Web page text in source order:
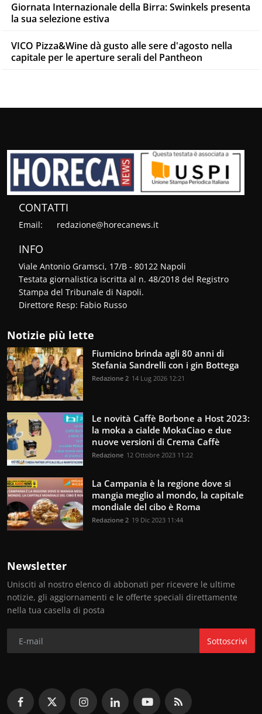
Giornata Internazionale della Birra: Swinkels presenta
la sua selezione estiva
VICO Pizza&Wine dà gusto alle sere d'agosto nella
capitale per le aperture serali del Pantheon
CONTATTI
Email: redazione@horecanews.it
INFO
Viale Antonio Gramsci, 17/B - 80122 Napoli
Testata giornalistica iscritta al n. 48/2018 del Registro
Stampa del Tribunale di Napoli.
Direttore Resp: Fabio Russo
Notizie più lette
Fiumicino brinda agli 80 anni di
Stefania Sandrelli con i gin Bottega
Redazione 2 14 Lug 2026 12:21
Le novità Caffè Borbone a Host 2023:
la moka a cialde MokaCiao e due
nuove versioni di Crema Caffè
Redazione 12 Ottobre 2023 11:22
La Campania è la regione dove si
mangia meglio al mondo, la capitale
mondiale del cibo è Roma
Redazione 2 19 Dic 2023 11:44
Newsletter
Unisciti al nostro elenco di abbonati per ricevere le ultime
notizie, gli aggiornamenti e le offerte speciali direttamente
nella tua casella di posta
Sottoscrivi